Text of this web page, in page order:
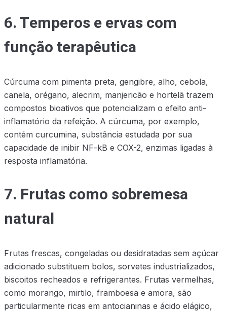
6. Temperos e ervas com
função terapêutica
Cúrcuma com pimenta preta, gengibre, alho, cebola,
canela, orégano, alecrim, manjericão e hortelã trazem
compostos bioativos que potencializam o efeito anti-
inflamatório da refeição. A cúrcuma, por exemplo,
contém curcumina, substância estudada por sua
capacidade de inibir NF-kB e COX-2, enzimas ligadas à
resposta inflamatória.
7. Frutas como sobremesa
natural
Frutas frescas, congeladas ou desidratadas sem açúcar
adicionado substituem bolos, sorvetes industrializados,
biscoitos recheados e refrigerantes. Frutas vermelhas,
como morango, mirtilo, framboesa e amora, são
particularmente ricas em antocianinas e ácido elágico,